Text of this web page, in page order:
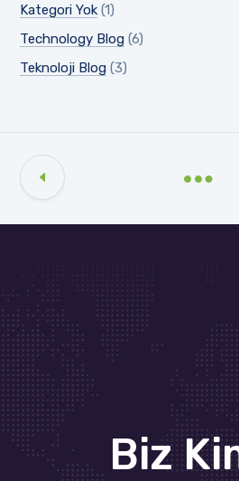
Kategori Yok (1)
Technology Blog (6)
Teknoloji Blog (3)
Biz